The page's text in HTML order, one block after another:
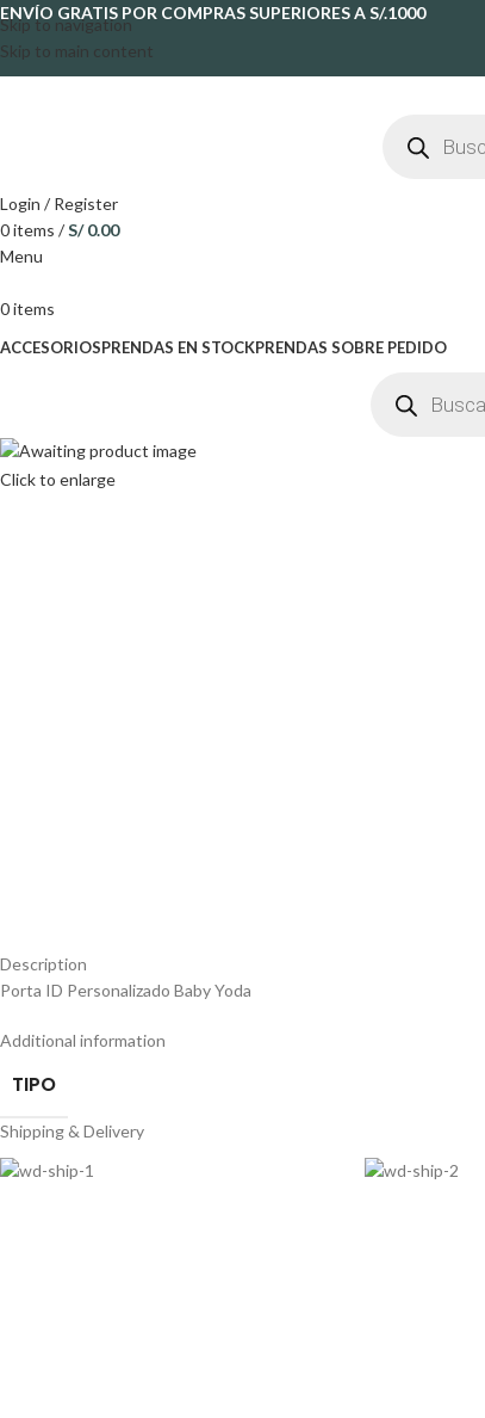
Skip to navigation
Skip to main content
ENVÍO GRATIS POR COMPRAS SUPERIORES A S/.1000
Login / Register
0items /S/0.00
Menu
0items
ACCESORIOSPRENDAS EN STOCKPRENDAS SOBRE PEDIDO
Click to enlarge
Description
Porta ID Personalizado Baby Yoda
Additional information
TIPO
Shipping & Delivery